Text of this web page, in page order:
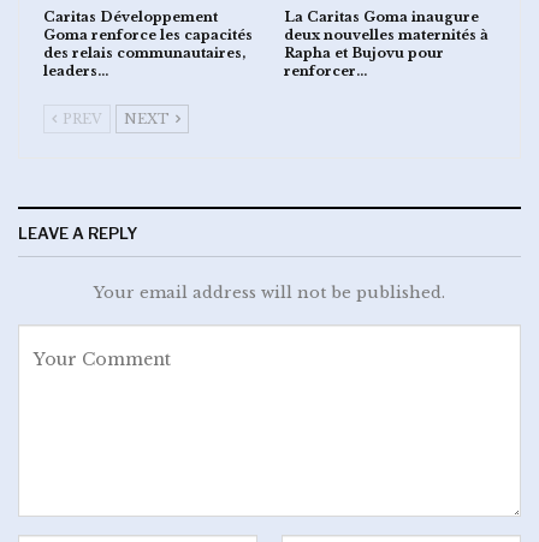
Caritas Développement
Goma renforce les capacités
des relais communautaires,
leaders…
La Caritas Goma inaugure
deux nouvelles maternités à
Rapha et Bujovu pour
renforcer…
PREV NEXT
LEAVE A REPLY
Your email address will not be published.